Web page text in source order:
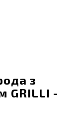
з
GRILLI -